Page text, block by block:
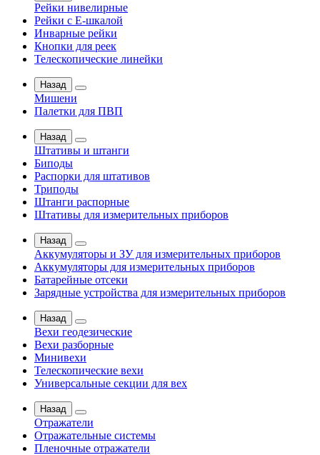
Рейки нивелирные
Рейки с Е-шкалой
Инварные рейки
Кнопки для реек
Телескопические линейки
Назад
Мишени
Палетки для ПВП
Назад
Штативы и штанги
Биподы
Распорки для штативов
Триподы
Штанги распорные
Штативы для измерительных приборов
Назад
Аккумуляторы и ЗУ для измерительных приборов
Аккумуляторы для измерительных приборов
Батарейные отсеки
Зарядные устройства для измерительных приборов
Назад
Вехи геодезические
Вехи разборные
Минивехи
Телескопические вехи
Универсальные секции для вех
Назад
Отражатели
Отражательные системы
Пленочные отражатели